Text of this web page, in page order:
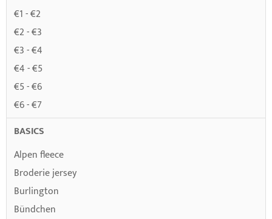
€1 - €2
€2 - €3
€3 - €4
€4 - €5
€5 - €6
€6 - €7
BASICS
Alpen fleece
Broderie jersey
Burlington
Bündchen